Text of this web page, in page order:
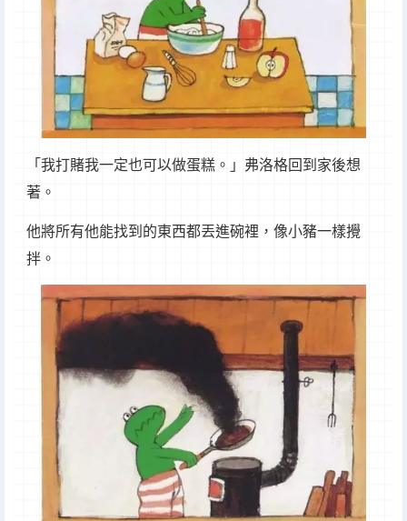
「我打賭我一定也可以做蛋糕。」弗洛格回到家後想
著。
他將所有他能找到的東西都丟進碗裡，像小豬一樣攪
拌。